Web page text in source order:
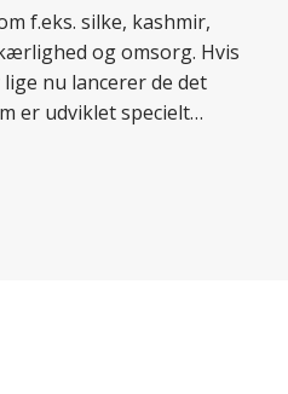
f.eks. silke, kashmir,
og omsorg. Hvis
nu lancerer de det
er udviklet specielt…